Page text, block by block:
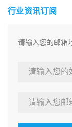
行业资讯订阅
请输入您的邮箱